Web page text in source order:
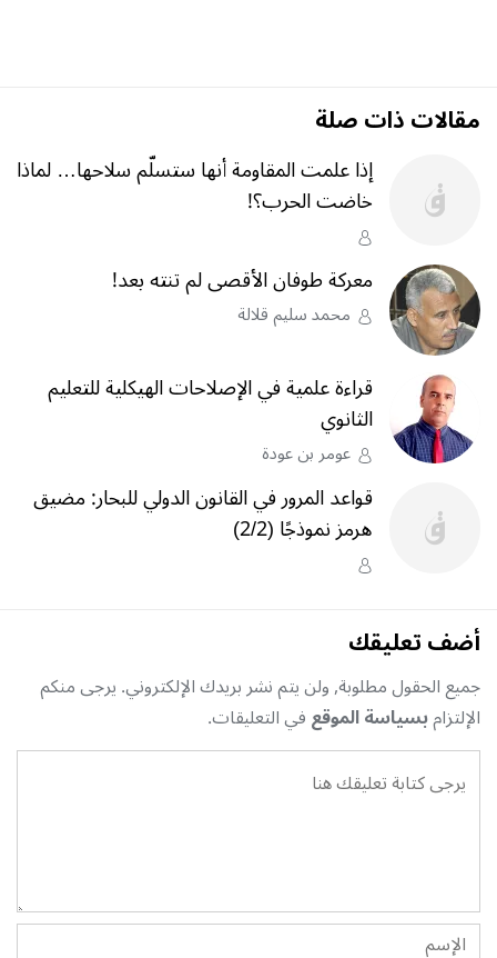
مقالات ذات صلة
إذا علمت المقاومة أنها ستسلّم سلاحها… لماذا
خاضت الحرب؟‎!‎
معركة طوفان الأقصى لم تنته بعد!
محمد سليم قلالة
قراءة علمية في الإصلاحات الهيكلية للتعليم
الثانوي
عومر بن عودة
قواعد المرور في القانون الدولي للبحار: مضيق
هرمز نموذجًا (2/2)
أضف تعليقك
جميع الحقول مطلوبة, ولن يتم نشر بريدك الإلكتروني. يرجى منكم
الإلتزامبسياسة الموقعفي التعليقات.